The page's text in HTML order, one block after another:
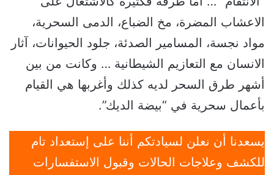
الاعشاب المضرة، مخ الضباع، الدمى السحرية،
مواد نجسة، المسامير الصدئة، جلود الحيوانات، آثار
الانسان مع التعازيم الشيطانية … وكانت من بين
أشهر طرق السحر لديه كذلك وأغربها هي القيام
بأعمال سحرية في “بيضة الديك”.
يسعدنا أن نعلن لسيادتكم أننا على إستعداد تام
للكشف وعلاجات الحالات وقبول الاستفسارات